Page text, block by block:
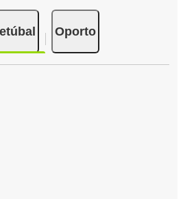
Oporto